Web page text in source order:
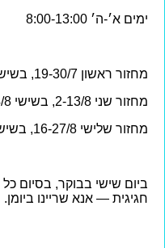
ימים א׳-ה׳ 8:00-13:00
מחזור ראשון 19-30/7, בשישי 31/7 מסיבת סיום
מחזור שני 2-13/8, בשישי
8
מחזור שלישי 16-27/8, בשישי
ביום שישי בבוקר, בסיום
חגיגית — אנא שריינו ביומן.